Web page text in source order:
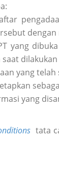
yang
yang telah
yang
tata